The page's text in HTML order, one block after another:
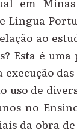
Língua
ao
Esta é uma
das
uso de
no
da obra